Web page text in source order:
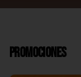
Promociones